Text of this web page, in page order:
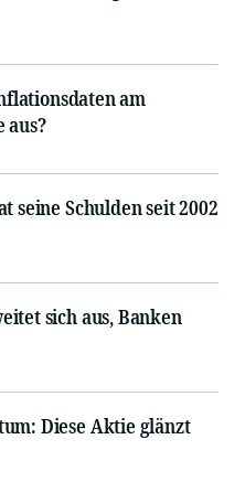
am
aus?
seine Schulden seit 2002
sich aus, Banken
Diese Aktie glänzt